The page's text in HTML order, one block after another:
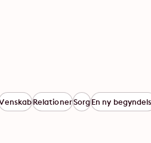
RelationerSorgEn ny